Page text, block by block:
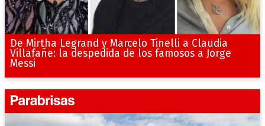
De Mirtha Legrand y Marcelo Tinelli a Claudia
Villafañe: la despedida de los famosos a Jorge
Messi